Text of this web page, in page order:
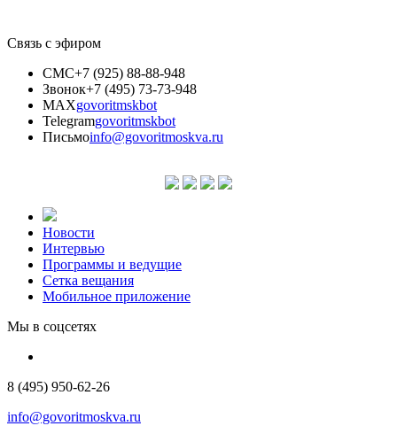
Связь с эфиром
СМС+7 (925) 88-88-948
Звонок+7 (495) 73-73-948
MAXgovoritmskbot
Telegramgovoritmskbot
Письмоinfo@govoritmoskva.ru
Новости
Интервью
Программы и ведущие
Сетка вещания
Мобильное приложение
Мы в соцсетях
8 (495) 950-62-26
info@govoritmoskva.ru